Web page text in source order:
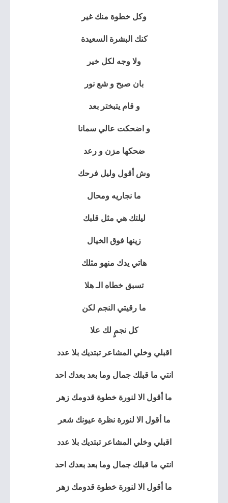
وكل خطوة منك غير
كنك البشرة السعيدة
ولا وجه لكل خير
بان صبح و شع نور
و قام يتبختر بعد
و اضحكت عالي سمانا
ضحكها مزن و رعد
وش أقول وليل فرحك
ما نجاريه ومحال
ليلتك هي مثل قلبك
زينها فوق الخيال
هاتي يدك منهو مثلك
تسبق خطاه الـ هلا
ما رقيتي النجم لكن
كل نجمٍ لك علا
اقبلي وخلي المشاعر تبتديك بلا عدد
انتي ما قبلك جمال وما بعد بعدك احد
ما أقول الا لنورة خطوة قدومك زهر
ما أقول الا لنورة نظرة عيونك شعر
اقبلي وخلي المشاعر تبتديك بلا عدد
انتي ما قبلك جمال وما بعد بعدك احد
ما أقول الا لنورة خطوة قدومك زهر